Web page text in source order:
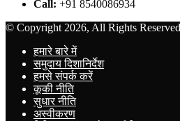
Call: +91 8540086934
© Copyright 2026, All Rights
हमारे बारे में
समुदाय दिशानिर्देश
हमसे संपर्क करें
कूकी नीति
सुधार नीति
अस्वीकरण